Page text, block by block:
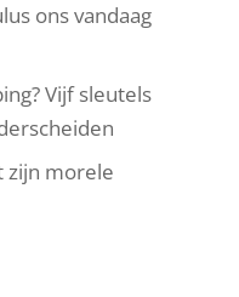
ons vandaag
Vijf sleutels
zijn morele